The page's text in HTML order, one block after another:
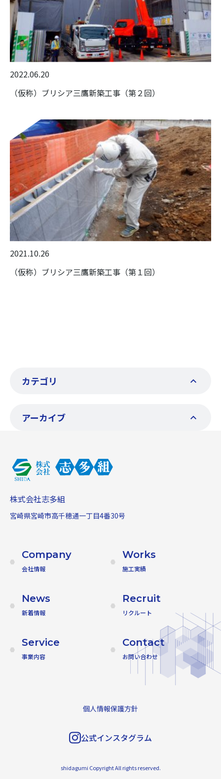
カテゴリ
アーカイブ
2022.06.20
（仮称）ブリシア三鷹新築工事（第２回）
2021.10.26
（仮称）ブリシア三鷹新築工事（第１回）
株式会社志多組
宮崎県宮崎市高千穂通一丁目4番30号
Company
会社情報
Works
施工実績
News
新着情報
Recruit
リクルート
Service
事業内容
Contact
お問い合わせ
公式インスタグラム
個人情報保護方針
shidagumi Copyright All rights reserved.